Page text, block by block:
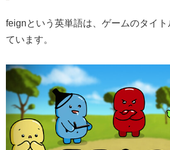
feignという英単語は、ゲームのタイ
ています。